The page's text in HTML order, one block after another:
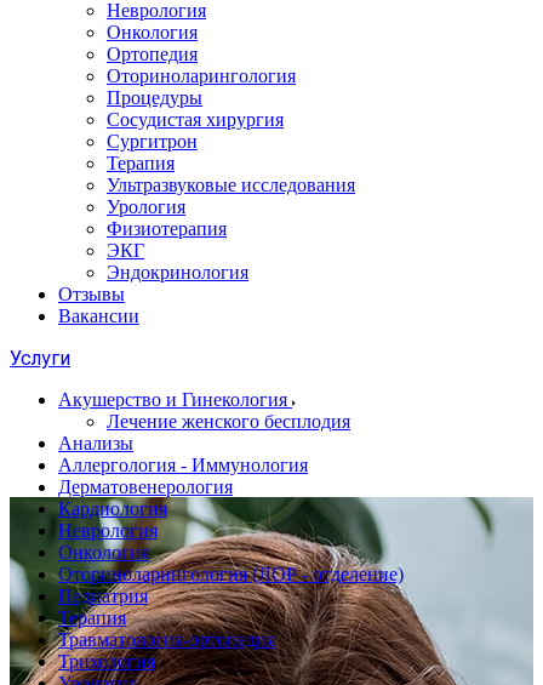
Неврология
Онкология
Ортопедия
Оториноларингология
Процедуры
Сосудистая хирургия
Сургитрон
Терапия
Ультразвуковые исследования
Урология
Физиотерапия
ЭКГ
Эндокринология
Отзывы
Вакансии
Услуги
Акушерство и Гинекология
Лечение женского бесплодия
Анализы
Аллергология - Иммунология
Дерматовенерология
Кардиология
Неврология
Онкология
Оториноларингология (ЛОР - отделение)
Педиатрия
Терапия
Травматология-ортопедия
Трихология